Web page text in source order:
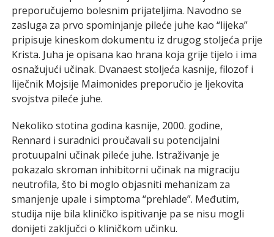
preporučujemo bolesnim prijateljima. Navodno se
zasluga za prvo spominjanje pileće juhe kao “lijeka”
pripisuje kineskom dokumentu iz drugog stoljeća prije
Krista. Juha je opisana kao hrana koja grije tijelo i ima
osnažujući učinak. Dvanaest stoljeća kasnije, filozof i
liječnik Mojsije Maimonides preporučio je ljekovita
svojstva pileće juhe.
Nekoliko stotina godina kasnije, 2000. godine,
Rennard i suradnici proučavali su potencijalni
protuupalni učinak pileće juhe. Istraživanje je
pokazalo skroman inhibitorni učinak na migraciju
neutrofila, što bi moglo objasniti mehanizam za
smanjenje upale i simptoma “prehlade”. Međutim,
studija nije bila kliničko ispitivanje pa se nisu mogli
donijeti zaključci o kliničkom učinku.